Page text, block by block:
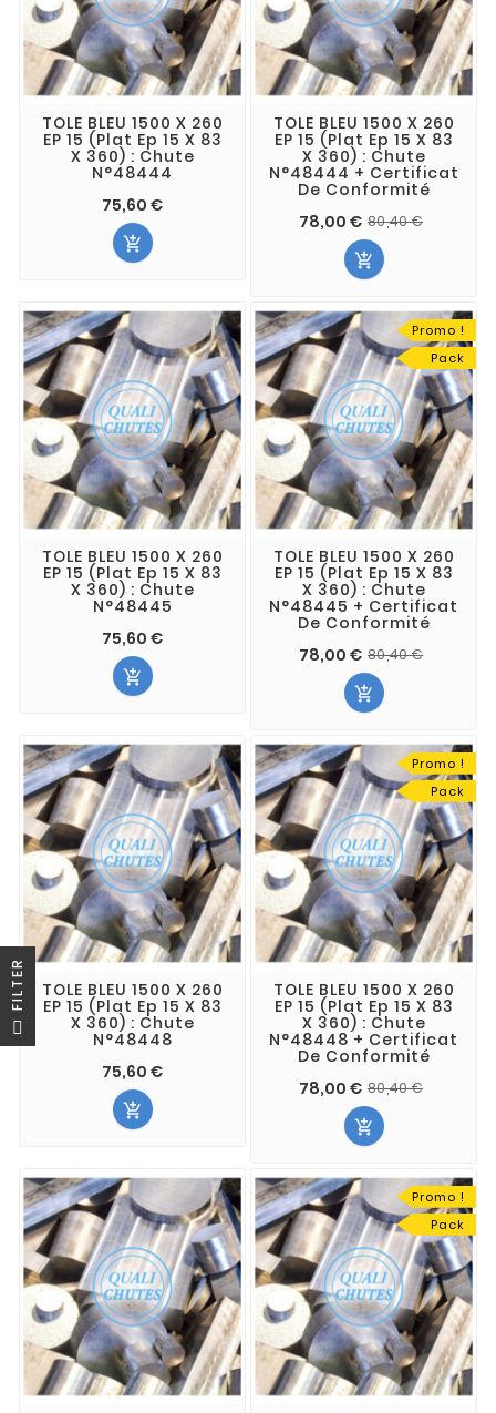
TOLE BLEU 1500 X 260
EP 15 (Plat Ep 15 X 83
X 360) : Chute
N°48444
75,60 €

TOLE BLEU 1500 X 260
EP 15 (Plat Ep 15 X 83
X 360) : Chute
N°48444 + Certificat
De Conformité
78,00 € 80,40 €

TOLE BLEU 1500 X 260
EP 15 (Plat Ep 15 X 83
X 360) : Chute
N°48445
75,60 €

Promo !
Pack
TOLE BLEU 1500 X 260
EP 15 (Plat Ep 15 X 83
X 360) : Chute
N°48445 + Certificat
De Conformité
78,00 € 80,40 €

TOLE BLEU 1500 X 260
EP 15 (Plat Ep 15 X 83
X 360) : Chute
N°48448
75,60 €

Promo !
Pack
TOLE BLEU 1500 X 260
EP 15 (Plat Ep 15 X 83
X 360) : Chute
N°48448 + Certificat
De Conformité
78,00 € 80,40 €

Promo !
Pack
R